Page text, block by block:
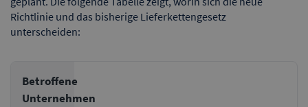
Richtlinie und das bisherige Lieferkettengesetz
unterscheiden:
Betroffene
Unternehmen